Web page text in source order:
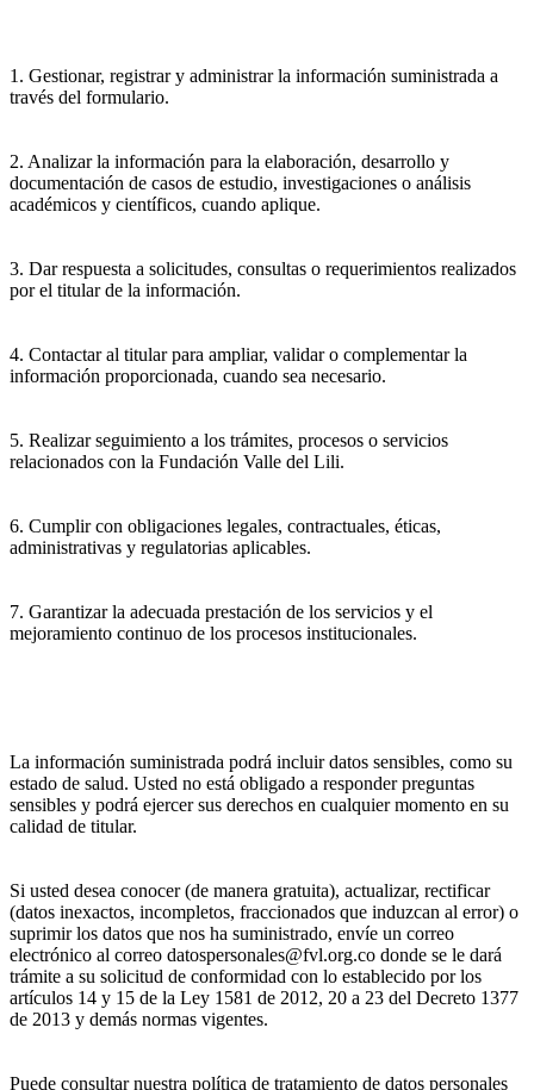
1. Gestionar, registrar y administrar la información suministrada a
través del formulario.
2. Analizar la información para la elaboración, desarrollo y
documentación de casos de estudio, investigaciones o análisis
académicos y científicos, cuando aplique.
3. Dar respuesta a solicitudes, consultas o requerimientos realizados
por el titular de la información.
4. Contactar al titular para ampliar, validar o complementar la
información proporcionada, cuando sea necesario.
5. Realizar seguimiento a los trámites, procesos o servicios
relacionados con la Fundación Valle del Lili.
6. Cumplir con obligaciones legales, contractuales, éticas,
administrativas y regulatorias aplicables.
7. Garantizar la adecuada prestación de los servicios y el
mejoramiento continuo de los procesos institucionales.
La información suministrada podrá incluir datos sensibles, como su
estado de salud. Usted no está obligado a responder preguntas
sensibles y podrá ejercer sus derechos en cualquier momento en su
calidad de titular.
Si usted desea conocer (de manera gratuita), actualizar, rectificar
(datos inexactos, incompletos, fraccionados que induzcan al error) o
suprimir los datos que nos ha suministrado, envíe un correo
electrónico al correo datospersonales@fvl.org.co donde se le dará
trámite a su solicitud de conformidad con lo establecido por los
artículos 14 y 15 de la Ley 1581 de 2012, 20 a 23 del Decreto 1377
de 2013 y demás normas vigentes.
Puede consultar nuestra política de tratamiento de datos personales